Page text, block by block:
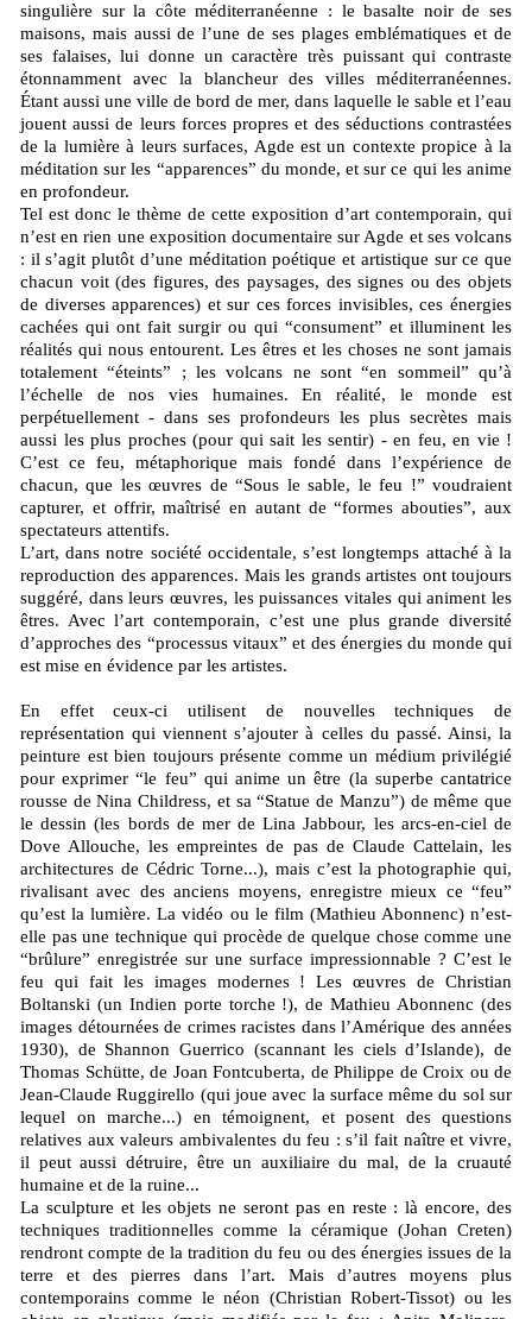
singulière sur la côte méditerranéenne : le basalte noir de ses
maisons, mais aussi de l’une de ses plages emblématiques et de
ses falaises, lui donne un caractère très puissant qui contraste
étonnamment avec la blancheur des villes méditerranéennes.
Étant aussi une ville de bord de mer, dans laquelle le sable et l’eau
jouent aussi de leurs forces propres et des séductions contrastées
de la lumière à leurs surfaces, Agde est un contexte propice à la
méditation sur les “apparences” du monde, et sur ce qui les anime
en profondeur.
Tel est donc le thème de cette exposition d’art contemporain, qui
n’est en rien une exposition documentaire sur Agde et ses volcans
: il s’agit plutôt d’une méditation poétique et artistique sur ce que
chacun voit (des figures, des paysages, des signes ou des objets
de diverses apparences) et sur ces forces invisibles, ces énergies
cachées qui ont fait surgir ou qui “consument” et illuminent les
réalités qui nous entourent. Les êtres et les choses ne sont jamais
totalement “éteints” ; les volcans ne sont “en sommeil” qu’à
l’échelle de nos vies humaines. En réalité, le monde est
perpétuellement - dans ses profondeurs les plus secrètes mais
aussi les plus proches (pour qui sait les sentir) - en feu, en vie !
C’est ce feu, métaphorique mais fondé dans l’expérience de
chacun, que les œuvres de “Sous le sable, le feu !” voudraient
capturer, et offrir, maîtrisé en autant de “formes abouties”, aux
spectateurs attentifs.
L’art, dans notre société occidentale, s’est longtemps attaché à la
reproduction des apparences. Mais les grands artistes ont toujours
suggéré, dans leurs œuvres, les puissances vitales qui animent les
êtres. Avec l’art contemporain, c’est une plus grande diversité
d’approches des “processus vitaux” et des énergies du monde qui
est mise en évidence par les artistes.
En effet ceux-ci utilisent de nouvelles techniques de
représentation qui viennent s’ajouter à celles du passé. Ainsi, la
peinture est bien toujours présente comme un médium privilégié
pour exprimer “le feu” qui anime un être (la superbe cantatrice
rousse de Nina Childress, et sa “Statue de Manzu”) de même que
le dessin (les bords de mer de Lina Jabbour, les arcs-en-ciel de
Dove Allouche, les empreintes de pas de Claude Cattelain, les
architectures de Cédric Torne...), mais c’est la photographie qui,
rivalisant avec des anciens moyens, enregistre mieux ce “feu”
qu’est la lumière. La vidéo ou le film (Mathieu Abonnenc) n’est-
elle pas une technique qui procède de quelque chose comme une
“brûlure” enregistrée sur une surface impressionnable ? C’est le
feu qui fait les images modernes ! Les œuvres de Christian
Boltanski (un Indien porte torche !), de Mathieu Abonnenc (des
images détournées de crimes racistes dans l’Amérique des années
1930), de Shannon Guerrico (scannant les ciels d’Islande), de
Thomas Schütte, de Joan Fontcuberta, de Philippe de Croix ou de
Jean-Claude Ruggirello (qui joue avec la surface même du sol sur
lequel on marche...) en témoignent, et posent des questions
relatives aux valeurs ambivalentes du feu : s’il fait naître et vivre,
il peut aussi détruire, être un auxiliaire du mal, de la cruauté
humaine et de la ruine...
La sculpture et les objets ne seront pas en reste : là encore, des
techniques traditionnelles comme la céramique (Johan Creten)
rendront compte de la tradition du feu ou des énergies issues de la
terre et des pierres dans l’art. Mais d’autres moyens plus
contemporains comme le néon (Christian Robert-Tissot) ou les